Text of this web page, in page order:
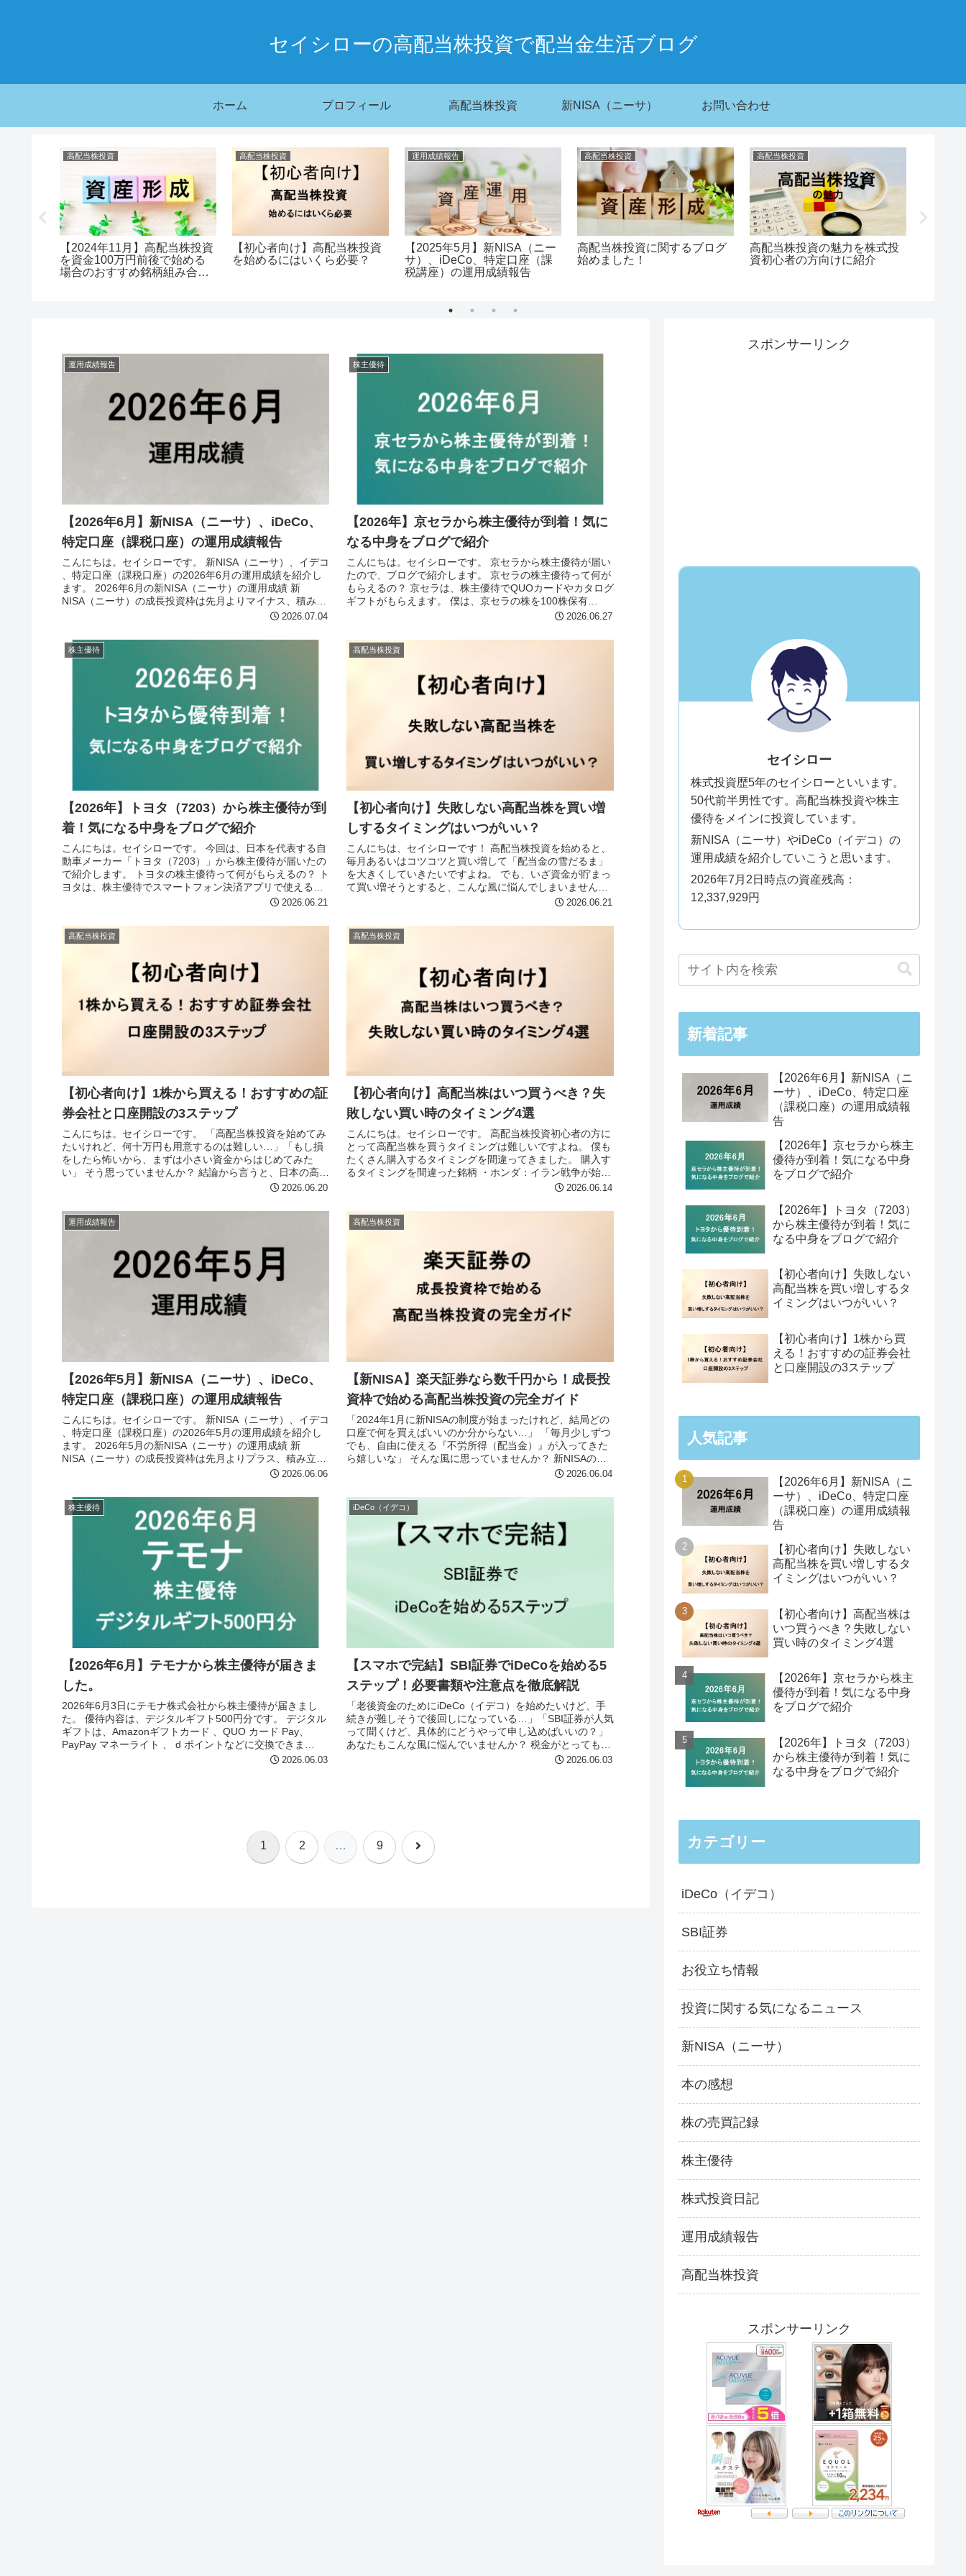
セイシローの高配当株投資で配当金生活ブログ
ホーム プロフィール 高配当株投資 新NISA（ニーサ） お問い合わせ
高配当株投資
【2024年11月】高配当株投資
を資金100万円前後で始める
場合のおすすめ銘柄組み合わ
高配当株投資
【初心者向け】高配当株投資
を始めるにはいくら必要？
運用成績報告
【2025年5月】新NISA（ニー
サ）、iDeCo、特定口座（課
税講座）の運用成績報告
高配当株投資
高配当株投資に関するブログ
始めました！
高配当株投資
高配当株投資の魅力を株式投
資初心者の方向けに紹介
運用成績報告
【2026年6月】新NISA（ニーサ）、iDeCo、
特定口座（課税口座）の運用成績報告
こんにちは。セイシローです。 新NISA（ニーサ）、イデコ
、特定口座（課税口座）の2026年6月の運用成績を紹介し
ます。 2026年6月の新NISA（ニーサ）の運用成績 新
NISA（ニーサ）の成長投資枠は先月よりマイナス、積み立
2026.07.04
株主優待
【2026年】京セラから株主優待が到着！気に
なる中身をブログで紹介
こんにちは。セイシローです。 京セラから株主優待が届い
たので、ブログで紹介します。 京セラの株主優待って何が
もらえるの？ 京セラは、株主優待でQUOカードやカタログ
ギフトがもらえます。 僕は、京セラの株を100株保有
2026.06.27
株主優待
【2026年】トヨタ（7203）から株主優待が到
着！気になる中身をブログで紹介
こんにちは。セイシローです。 今回は、日本を代表する自
動車メーカー「トヨタ（7203）」から株主優待が届いたの
で紹介します。 トヨタの株主優待って何がもらえるの？ ト
ヨタは、株主優待でスマートフォン決済アプリで使える
2026.06.21
高配当株投資
【初心者向け】失敗しない高配当株を買い増
しするタイミングはいつがいい？
こんにちは、セイシローです！ 高配当株投資を始めると、
毎月あるいはコツコツと買い増して「配当金の雪だるま」
を大きくしていきたいですよね。 でも、いざ資金が貯まっ
て買い増そうとすると、こんな風に悩んでしまいません
2026.06.21
高配当株投資
【初心者向け】1株から買える！おすすめの証
券会社と口座開設の3ステップ
こんにちは。セイシローです。 「高配当株投資を始めてみ
たいけれど、何十万円も用意するのは難しい…」「もし損
をしたら怖いから、まずは小さい資金からはじめてみた
い」 そう思っていませんか？ 結論から言うと、日本の高配
2026.06.20
高配当株投資
【初心者向け】高配当株はいつ買うべき？失
敗しない買い時のタイミング4選
こんにちは。セイシローです。 高配当株投資初心者の方に
とって高配当株を買うタイミングは難しいですよね。 僕も
たくさん購入するタイミングを間違ってきました。 購入す
るタイミングを間違った銘柄 ・ホンダ：イラン戦争が始ま
2026.06.14
運用成績報告
【2026年5月】新NISA（ニーサ）、iDeCo、
特定口座（課税口座）の運用成績報告
こんにちは。セイシローです。 新NISA（ニーサ）、イデコ
、特定口座（課税口座）の2026年5月の運用成績を紹介し
ます。 2026年5月の新NISA（ニーサ）の運用成績 新
NISA（ニーサ）の成長投資枠は先月よりプラス、積み立て
2026.06.06
高配当株投資
【新NISA】楽天証券なら数千円から！成長投
資枠で始める高配当株投資の完全ガイド
「2024年1月に新NISAの制度が始まったけれど、結局どの
口座で何を買えばいいのか分からない…」 「毎月少しずつ
でも、自由に使える『不労所得（配当金）』が入ってきた
ら嬉しいな」 そんな風に思っていませんか？ 新NISAの
2026.06.04
株主優待
【2026年6月】テモナから株主優待が届きま
した。
2026年6月3日にテモナ株式会社から株主優待が届きまし
た。 優待内容は、デジタルギフト500円分です。 デジタル
ギフトは、Amazonギフトカード 、QUO カード Pay、
PayPay マネーライト 、 d ポイントなどに交換できま
2026.06.03
iDeCo（イデコ）
【スマホで完結】SBI証券でiDeCoを始める5
ステップ！必要書類や注意点を徹底解説
「老後資金のためにiDeCo（イデコ）を始めたいけど、手
続きが難しそうで後回しになっている…」「SBI証券が人気
って聞くけど、具体的にどうやって申し込めばいいの？」
あなたもこんな風に悩んでいませんか？ 税金がとってもお
2026.06.03
1 2 … 9 次
スポンサーリンク
セイシロー
株式投資歴5年のセイシローといいます。
50代前半男性です。高配当株投資や株主
優待をメインに投資しています。
新NISA（ニーサ）やiDeCo（イデコ）の
運用成績を紹介していこうと思います。
2026年7月2日時点の資産残高：
12,337,929円
新着記事
【2026年6月】新NISA（ニ
ーサ）、iDeCo、特定口座
（課税口座）の運用成績報
告
【2026年】京セラから株主
優待が到着！気になる中身
をブログで紹介
【2026年】トヨタ（7203）
から株主優待が到着！気に
なる中身をブログで紹介
【初心者向け】失敗しない
高配当株を買い増しするタ
イミングはいつがいい？
【初心者向け】1株から買
える！おすすめの証券会社
と口座開設の3ステップ
人気記事
【2026年6月】新NISA（ニ
ーサ）、iDeCo、特定口座
（課税口座）の運用成績報
告
【初心者向け】失敗しない
高配当株を買い増しするタ
イミングはいつがいい？
【初心者向け】高配当株は
いつ買うべき？失敗しない
買い時のタイミング4選
【2026年】京セラから株主
優待が到着！気になる中身
をブログで紹介
【2026年】トヨタ（7203）
から株主優待が到着！気に
なる中身をブログで紹介
カテゴリー
iDeCo（イデコ）
SBI証券
お役立ち情報
投資に関する気になるニュース
新NISA（ニーサ）
本の感想
株の売買記録
株主優待
株式投資日記
運用成績報告
高配当株投資
スポンサーリンク